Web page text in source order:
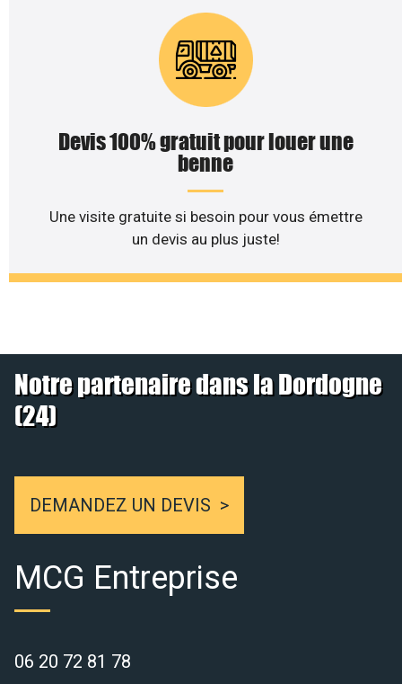
Devis 100% gratuit pour louer une
benne
Une visite gratuite si besoin pour vous émettre
un devis au plus juste!
Notre partenaire dans la Dordogne
(24)
DEMANDEZ UN DEVIS
MCG Entreprise
06 20 72 81 78